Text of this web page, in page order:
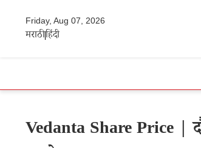
Friday, Aug 07, 2026
मराठीहिंदी
Vedanta Share Price |